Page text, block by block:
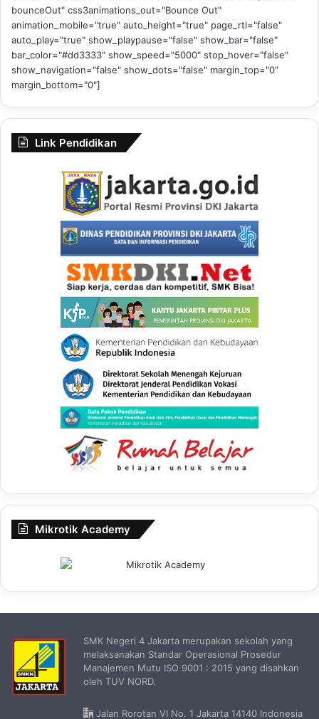
bounceOut" css3animations_out="Bounce Out"
animation_mobile="true" auto_height="true" page_rtl="false"
auto_play="true" show_playpause="false" show_bar="false"
bar_color="#dd3333" show_speed="5000" stop_hover="false"
show_navigation="false" show_dots="false" margin_top="0"
margin_bottom="0"]
Link Pendidikan
Mikrotik Academy
SMK Negeri 4 Jakarta merupakan sekolah yang
melaksanakan Standar Operasional Prosedur
Manajemen Mutu ISO 9001 : 2015 yang disahkan
oleh TUV NORD.
Jalan Rorotan VI No. 1 Jakarta 14140 Indonesia